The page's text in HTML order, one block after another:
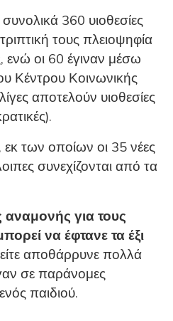
360 υιοθεσίες
τους πλειοψηφία
ενώ οι 60 έγιναν μέσω
Κέντρου Κοινωνικής
αποτελούν υιοθεσίες
των οποίων οι 35 νέες
συνεχίζονται από τα
για τους
να έφτανε τα έξι
αποθάρρυνε πολλά
σε παράνομες
παιδιού.